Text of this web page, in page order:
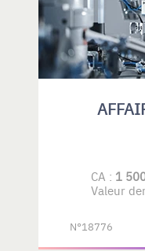
CA : 1
Valeur
N°18776